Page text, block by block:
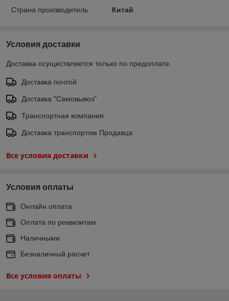
Страна производитель
Китай
Условия доставки
Доставка осуществляется только по предоплате.
Доставка почтой
Доставка "Самовывоз"
Транспортная компания
Доставка транспортом Продавца
Все условия доставки
Условия оплаты
Онлайн оплата
Оплата по реквизитам
Наличными
Безналичный расчет
Все условия оплаты